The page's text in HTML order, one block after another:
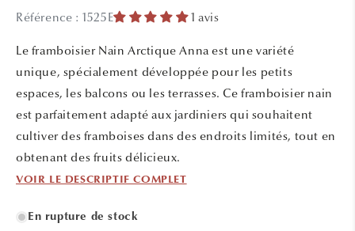
fenêtre
modale
Référence : 1525E 1 avis
Le framboisier Nain Arctique Anna est une variété
unique, spécialement développée pour les petits
espaces, les balcons ou les terrasses. Ce framboisier nain
est parfaitement adapté aux jardiniers qui souhaitent
cultiver des framboises dans des endroits limités, tout en
obtenant des fruits délicieux.
VOIR LE DESCRIPTIF COMPLET
En rupture de stock